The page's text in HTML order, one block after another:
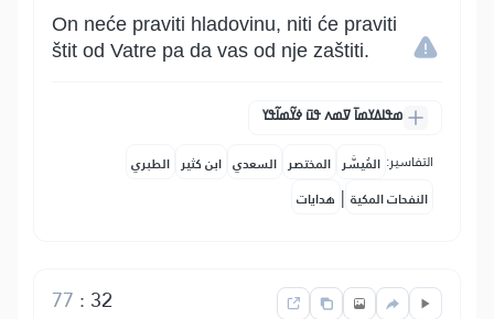
On neće praviti hladovinu, niti će praviti
štit od Vatre pa da vas od nje zaštiti.
ߘߟߊߡߌߘߊ߫ ߜߘߍ ߟߎ߫ ߦߌ߬ߘߊ߬ߟߌ
التفاسير: المُيسَّر المختصر السعدي ابن كثير الطبري
النفحات المكية | هدايات
32
:
77